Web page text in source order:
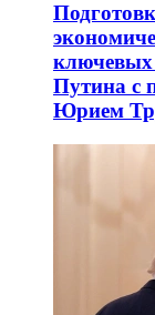
ключевых
Путина с
Юрием